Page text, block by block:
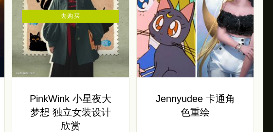
去购买
PinkWink 小星夜大
梦想 独立女装设计
欣赏
Jennyudee 卡通角
色重绘